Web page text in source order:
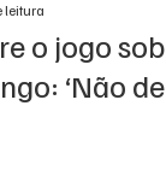
o jogo
‘Não
leitura